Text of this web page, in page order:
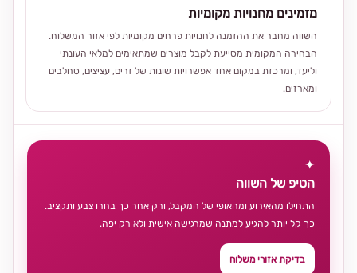
מזמינים מחנויות מקומיות
השווה מחבר את ההזמנה לחנויות פרחים מקומיות לפי אזור המשלוח.
הבחירה המקומית מסייעת לקבל מוצרים שמתאימים למלאי העונתי
וליעד, ומרכזת במקום אחד אפשרויות שונות של זרים, עציצים, סחלבים
ומארזים.
✦
הטיפ של השווה
התחילו מהאירוע ומהאופי של המקבל, ורק אחר כך בחרו צבע ותקציב.
כך קל יותר להגיע למתנה שמרגישה אישית ולא רק יפה.
בדיקת אזורי משלוח